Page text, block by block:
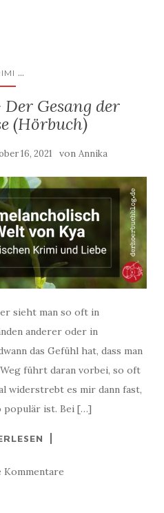
...
Gesang der
(Hörbuch)
16, 2021 von Annika
sieht man so oft in
anderer oder in
das Gefühl hat, dass man
führt daran vorbei, so oft
widerstrebt es mir dann fast,
populär ist. Bei […]
Kommentare